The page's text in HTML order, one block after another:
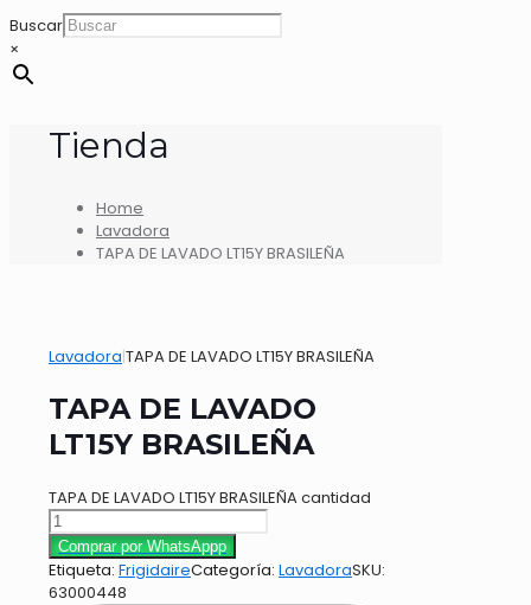
Buscar
×
Tienda
Home
Lavadora
TAPA DE LAVADO LT15Y BRASILEÑA
Lavadora|TAPA DE LAVADO LT15Y BRASILEÑA
TAPA DE LAVADO
LT15Y BRASILEÑA
TAPA DE LAVADO LT15Y BRASILEÑA cantidad
Comprar por WhatsAppp
Etiqueta: FrigidaireCategoría: LavadoraSKU:
63000448